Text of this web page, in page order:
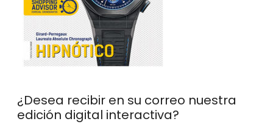
¿Desea recibir en su correo nuestra
edición digital interactiva?